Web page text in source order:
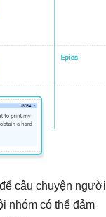
câu chuyện người
nhóm có thể đảm